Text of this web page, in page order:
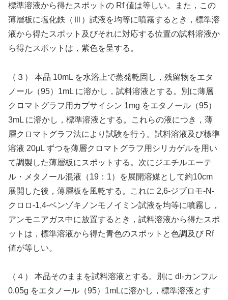
標準溶液から得たスポットの Rf 値は等しい。また，この
薄層板に塩化鉄（Ⅲ）試液を均等に噴霧するとき，標準溶
液から得たスポット及びそれに対応する位置の試料溶液か
ら得たスポットは，紫色を呈する。
（３） 本品 10mL を水浴上で蒸発乾固し，残留物をエタ
ノール（95）1mL に溶かし，試料溶液とする。別に薄層
クロマトグラフ用カプサイシン 1mg をエタノール（95）
3mL に溶かし，標準溶液とする。これらの液につき，薄
層クロマトグラフ法により試験を行う。試料溶液及び標準
溶液 20μL ずつを薄層クロマトグラフ用シリカゲルを用い
て調製した薄層板にスポットする。次にジエチルエーテ
ル・メタノール混液（19：1）を展開溶媒として約10cm
展開した後，薄層板を風乾する。これに 2,6‐ジブロモ‐N‐
クロロ‐1,4‐ベンゾキノンモノイミン試液を均等に噴霧し，
アンモニアガス中に放置するとき，試料溶液から得たスポ
ットは，標準溶液から得た青色のスポットと色調及び Rf
値が等しい。
（４） 本品そのままを試料溶液とする。別に dl‐カンフル
0.05g をエタノール（95）1mLに溶かし，標準溶液とす